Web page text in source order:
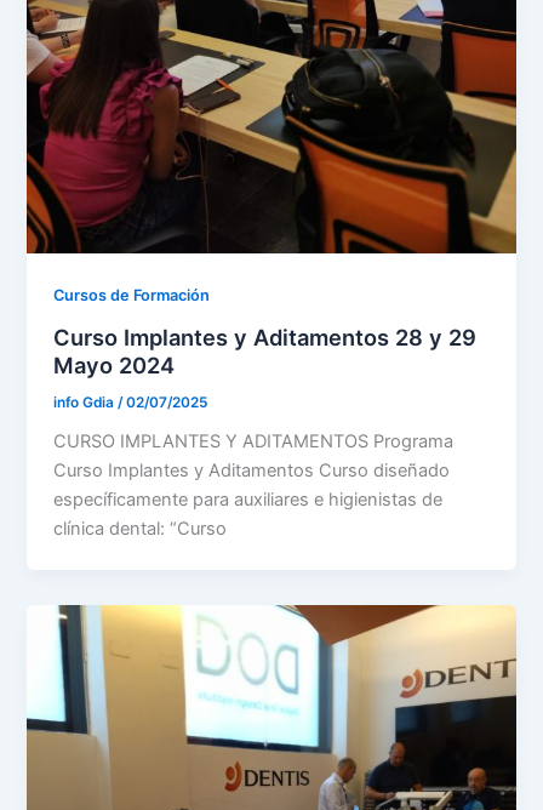
Cursos de Formación
Curso Implantes y Aditamentos 28 y 29
Mayo 2024
info Gdia /02/07/2025
CURSO IMPLANTES Y ADITAMENTOS Programa
Curso Implantes y Aditamentos Curso diseñado
específicamente para auxiliares e higienistas de
clínica dental: “Curso